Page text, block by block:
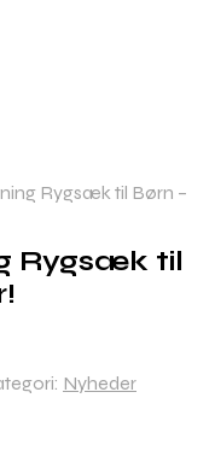
Rygsæk til Børn –
Rygsæk til
Nyheder